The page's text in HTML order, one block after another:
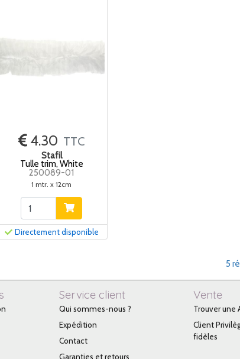
4.30 TTC
Stafil
Tulle trim, White
250089-01
1 mtr. x 12cm
Directement disponible
5
Service client
Qui sommes-nous ?
Expédition
Contact
Garanties et retours
Vente
Trouver une
Client
fidèles